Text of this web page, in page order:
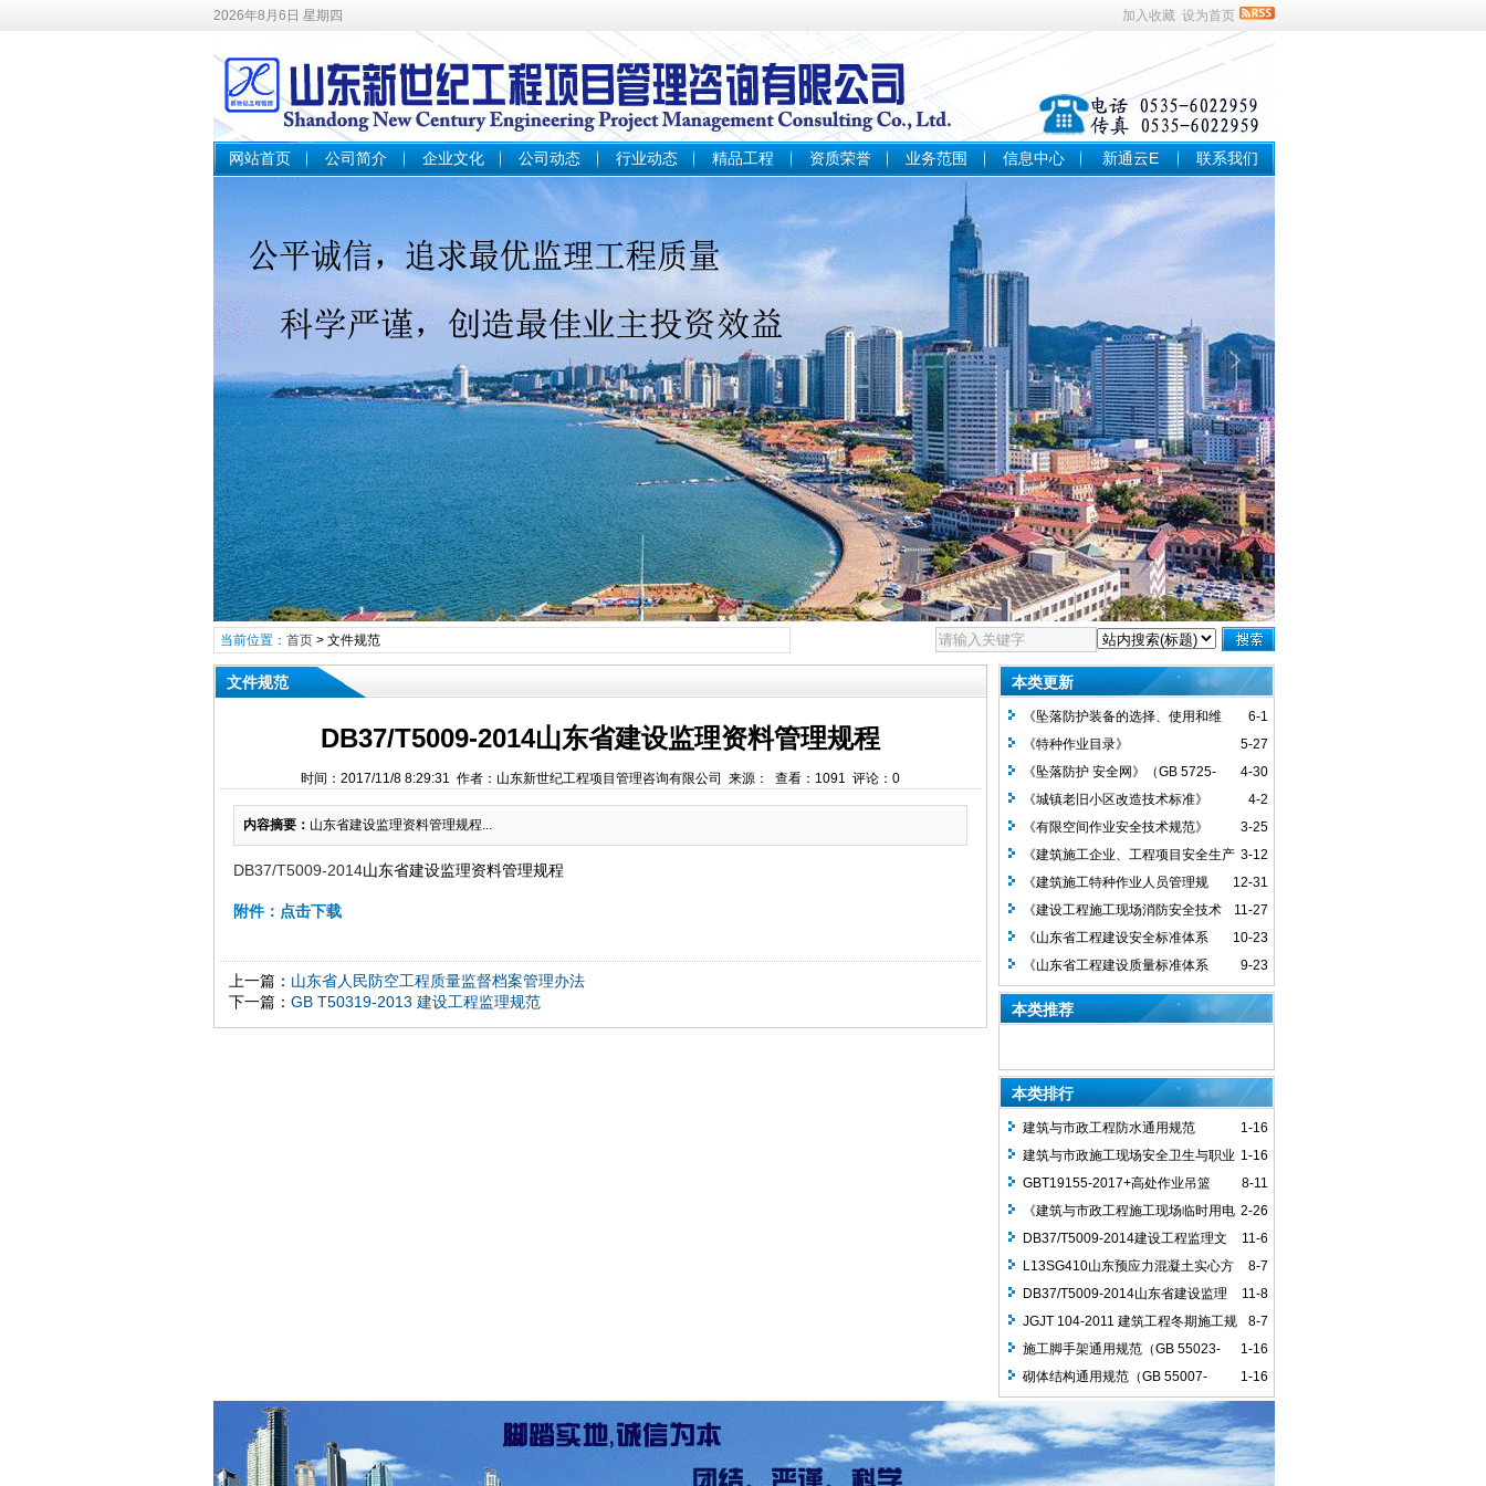
2026年8月6日 星期四 加入收藏 设为首页
网站首页 公司简介 企业文化 公司动态 行业动态 精品工程 资质荣誉 业务范围 信息中心 新通云E 联系我们
当前位置： 首页> 文件规范
文件规范
DB37/T5009-2014山东省建设监理资料管理规程
时间：2017/11/8 8:29:31 作者：山东新世纪工程项目管理咨询有限公司 来源： 查看：1091 评论：0
内容摘要： 山东省建设监理资料管理规程...
DB37/T5009-2014山东省建设监理资料管理规程
附件：点击下载
上一篇： 山东省人民防空工程质量监督档案管理办法
下一篇： GB T50319-2013 建设工程监理规范
本类更新
6-1
《坠落防护装备的选择、使用和维
护》（GB 23468-2025）（2026年9月1
日生效）
5-27
《特种作业目录》
4-30
《坠落防护 安全网》（GB 5725-
2025）（2026年9月1日生效）
4-2
《城镇老旧小区改造技术标准》
（L26Z101)
3-25
《有限空间作业安全技术规范》
（GB46768-2025）
3-12
《建筑施工企业、工程项目安全生产
管理机构设置及安全生产管理人员配备办
法》
12-31
《建筑施工特种作业人员管理规
定》（住建部令第60号）
11-27
《建设工程施工现场消防安全技术
标准》（GB/T 50720-2011）
10-23
《山东省工程建设安全标准体系
（2025年）》
9-23
《山东省工程建设质量标准体系
（2025年）》
本类推荐
本类排行
1-16
建筑与市政工程防水通用规范
（GB55030-2022）
1-16
建筑与市政施工现场安全卫生与职业
健康通用规范（GB 55034-2022）
8-11
GBT19155-2017+高处作业吊篮
2-26
《建筑与市政工程施工现场临时用电
安全技术标准》（JGJ/T 46-2024）
11-6
DB37/T5009-2014建设工程监理文
件资料管理规程
8-7
L13SG410山东预应力混凝土实心方
桩图集
11-8
DB37/T5009-2014山东省建设监理
资料管理规程
8-7
JGJT 104-2011 建筑工程冬期施工规
程
1-16
施工脚手架通用规范（GB 55023-
2022)
1-16
砌体结构通用规范（GB 55007-
2021）